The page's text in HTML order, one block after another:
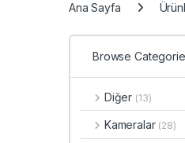
Ana Sayfa
Browse
Diğer (13)
Kameralar (28)